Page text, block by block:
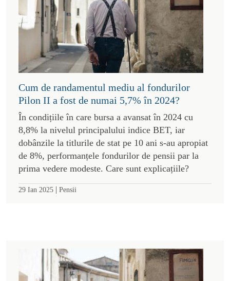
Cum de randamentul mediu al fondurilor
Pilon II a fost de numai 5,7% în 2024?
În condițiile în care bursa a avansat în 2024 cu
8,8% la nivelul principalului indice BET, iar
dobânzile la titlurile de stat pe 10 ani s-au apropiat
de 8%, performanțele fondurilor de pensii par la
prima vedere modeste. Care sunt explicațiile?
29 Ian 2025 | Pensii